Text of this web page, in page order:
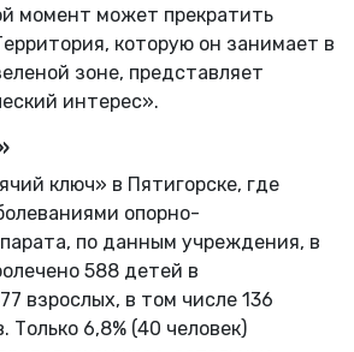
момент может прекратить
которую он занимает в
зоне, представляет
интерес».
ключ» в Пятигорске, где
опорно-
по данным учреждения, в
588 детей в
взрослых, в том числе 136
6,8% (40 человек)